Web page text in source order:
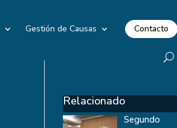
Gestión de Causas Contacto
Relacionado
Segundo